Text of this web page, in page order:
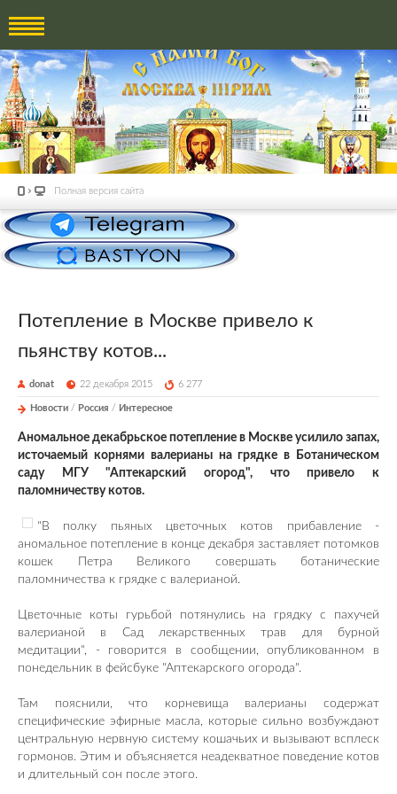
Полная версия сайта
Потепление в Москве привело к
пьянству котов...
donat 22 декабря 2015 6 277
Новости / Россия / Интересное
Аномальное декабрьское потепление в Москве усилило запах,
источаемый корнями валерианы на грядке в Ботаническом
саду МГУ "Аптекарский огород", что привело к
паломничеству котов.
"В полку пьяных цветочных котов прибавление -
аномальное потепление в конце декабря заставляет потомков
кошек Петра Великого совершать ботанические
паломничества к грядке с валерианой.
Цветочные коты гурьбой потянулись на грядку с пахучей
валерианой в Сад лекарственных трав для бурной
медитации", - говорится в сообщении, опубликованном в
понедельник в фейсбуке "Аптекарского огорода".
Там пояснили, что корневища валерианы содержат
специфические эфирные масла, которые сильно возбуждают
центральную нервную систему кошачьих и вызывают всплеск
гормонов. Этим и объясняется неадекватное поведение котов
и длительный сон после этого.